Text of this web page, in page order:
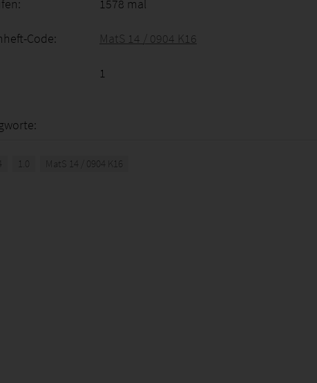
1578 mal
Code: MatS 14 / 0904 K16
1
1.0 MatS 14 / 0904 K16